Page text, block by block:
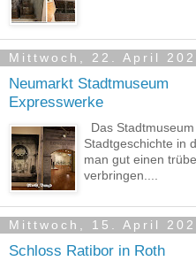
Mittwoch, 22. April
Neumarkt Stadtmuseum
Expresswerke
Das
Stadtgeschichte in
man gut einen
verbringen....
Mittwoch, 15. April
Schloss Ratibor in Roth